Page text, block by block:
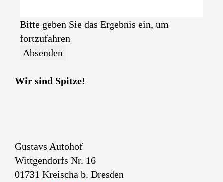
Bitte geben Sie das Ergebnis ein, um
fortzufahren
Absenden
Wir sind Spitze!
Gustavs Autohof
Wittgendorfs Nr. 16
01731 Kreischa b. Dresden